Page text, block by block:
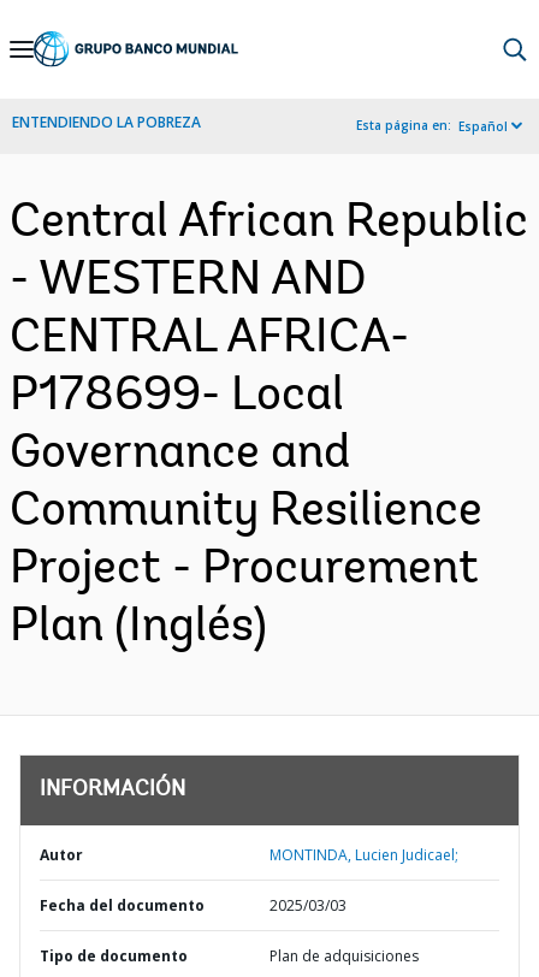
Skip
Navigation
ENTENDIENDO LA POBREZA Esta página en: Español
Central African Republic
- WESTERN AND
CENTRAL AFRICA-
P178699- Local
Governance and
Community Resilience
Project - Procurement
Plan (Inglés)
INFORMACIÓN
Autor MONTINDA, Lucien Judicael;
Fecha del documento 2025/03/03
Tipo de documento Plan de adquisiciones